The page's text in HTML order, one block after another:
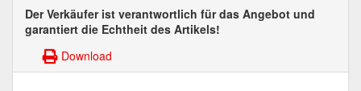
Der Verkäufer ist verantwortlich für das Angebot und
garantiert die Echtheit des Artikels!
Download